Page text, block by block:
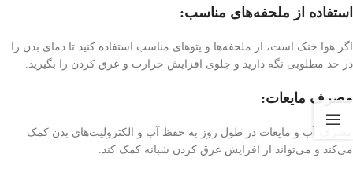
استفاده از ملحفه‌های مناسب:
اگر هوا خنک است، از ملحفه‌ها و پتوهای مناسب استفاده کنید تا دمای بدن را
در حد مطلوبی نگه دارید و جلوی افزایش حرارت و عرق کردن را بگیرید.
مصرف مایعات:
مصرف آب و مایعات در طول روز به حفظ آب و الکترولیت‌های بدن کمک
می‌کند و می‌تواند از افزایش عرق کردن شبانه کمک کند.